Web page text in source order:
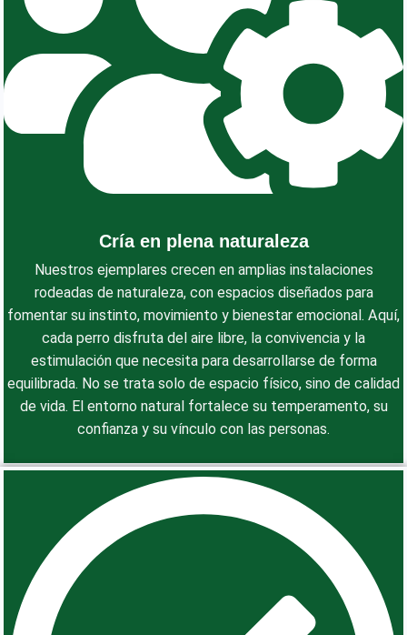
Cría en plena naturaleza
Nuestros ejemplares crecen en amplias instalaciones
rodeadas de naturaleza, con espacios diseñados para
fomentar su instinto, movimiento y bienestar emocional. Aquí,
cada perro disfruta del aire libre, la convivencia y la
estimulación que necesita para desarrollarse de forma
equilibrada. No se trata solo de espacio físico, sino de calidad
de vida. El entorno natural fortalece su temperamento, su
confianza y su vínculo con las personas.